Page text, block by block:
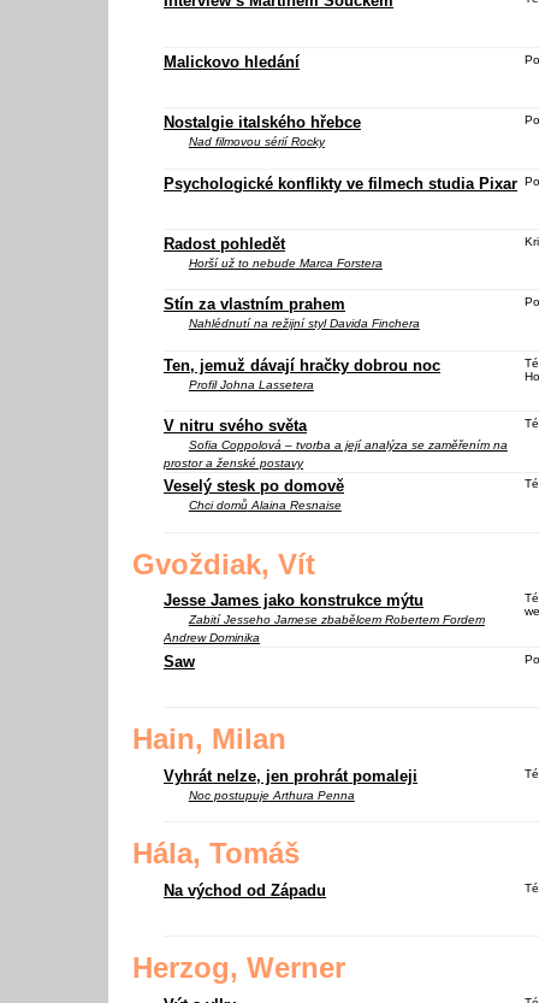
Malickovo hledání
Nostalgie italského hřebce
Nad filmovou sérií Rocky
Psychologické konflikty ve filmech studia Pixar
Radost pohledět
Horší už to nebudeMarca Forstera
Stín za vlastním prahem
Nahlédnutí na režijní styl Davida Finchera
Ten, jemuž dávají hračky dobrou noc
Profil Johna Lassetera
V nitru svého světa
Sofia Coppolová – tvorba a její analýza se zaměřením na
prostor a ženské postavy
Veselý stesk po domově
Chci domůAlaina Resnaise
Gvoždiak, Vít
Jesse James jako konstrukce mýtu
Zabití Jesseho Jamese zbabělcem Robertem Fordem
Andrew Dominika
Saw
Hain, Milan
Vyhrát nelze, jen prohrát pomaleji
Noc postupujeArthura Penna
Hála, Tomáš
Na východ od Západu
Herzog, Werner